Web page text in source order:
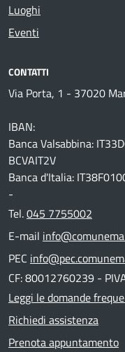
Luoghi
Eventi
CONTATTI
Via Porta, 1 - 37020
IBAN:
Banca Valsabbina:
BCVAIT2V
Banca d'Italia:
-
Tel.045 7755002
E-mail
PEC
CF: 80012760239 -
Leggi le domande
Richiedi assistenza
Prenota appuntamento